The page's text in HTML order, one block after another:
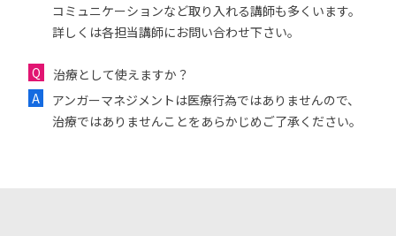
コミュニケーションなど取り入れる講師も多くいます。
詳しくは各担当講師にお問い合わせ下さい。
治療として使えますか？
アンガーマネジメントは医療行為ではありませんので、
治療ではありませんことをあらかじめご了承ください。